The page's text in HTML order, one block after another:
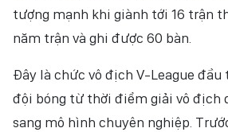
NHÂN DÂN ĐIỆN TỬ
tượng mạnh khi giành tới 16 trận
năm trận và ghi được 60 bàn.
Đây là chức vô địch V-League
đội bóng từ thời điểm giải vô địch
sang mô hình chuyên nghiệp.